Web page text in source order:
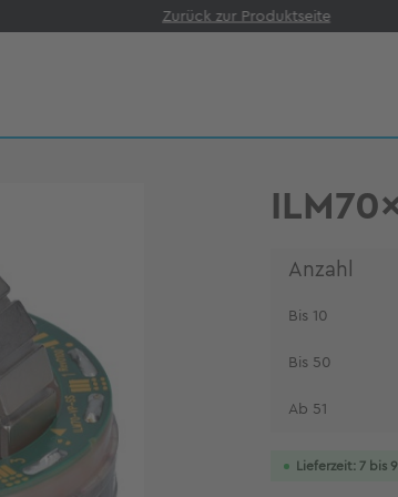
Zurück zur Produktseite
Anzahl
Bis 10
Bis 50
Ab 51
Lieferzeit: 7 bis